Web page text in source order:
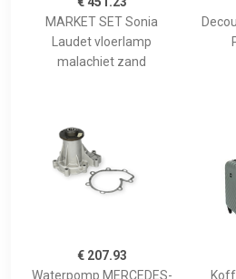
MARKET SET Sonia
Laudet vloerlamp
malachiet zand
€ 207.93
Waterpomp MERCEDES-